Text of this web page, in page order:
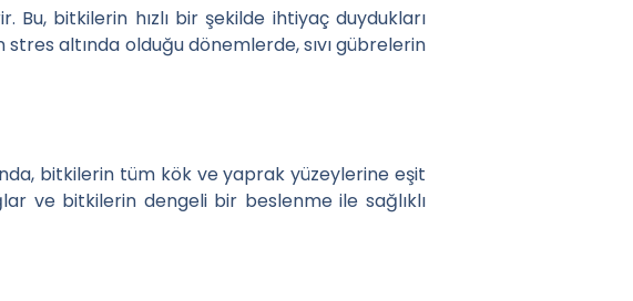
Her İkisini Nasıl Dengelersiniz
Bu, bitkilerin hızlı bir şekilde ihtiyaç duydukları
stres altında olduğu dönemlerde, sıvı gübrelerin
bitkilerin tüm kök ve yaprak yüzeylerine eşit
ve bitkilerin dengeli bir beslenme ile sağlıklı